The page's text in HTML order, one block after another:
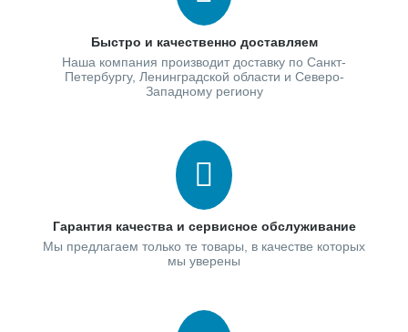
Быстро и качественно доставляем
Наша компания производит доставку по Санкт-
Петербургу, Ленинградской области и Северо-
Западному региону
Гарантия качества и сервисное обслуживание
Мы предлагаем только те товары, в качестве которых
мы уверены